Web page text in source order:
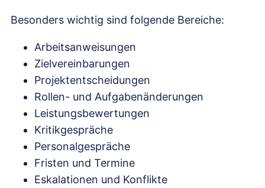
Besonders wichtig sind folgende Bereiche:
Arbeitsanweisungen
Zielvereinbarungen
Projektentscheidungen
Rollen- und Aufgabenänderungen
Leistungsbewertungen
Kritikgespräche
Personalgespräche
Fristen und Termine
Eskalationen und Konflikte